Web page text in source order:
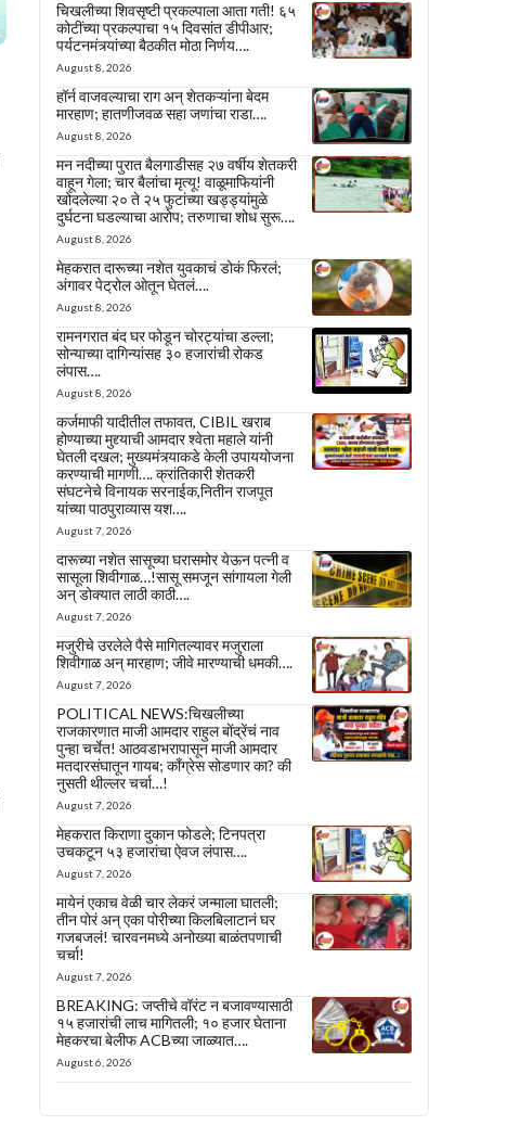
चिखलीच्या शिवसृष्टी प्रकल्पाला आता गती! ६५
कोटींच्या प्रकल्पाचा १५ दिवसांत डीपीआर;
पर्यटनमंत्र्यांच्या बैठकीत मोठा निर्णय….
August 8, 2026
हॉर्न वाजवल्याचा राग अन् शेतकऱ्यांना बेदम
मारहाण; हातणीजवळ सहा जणांचा राडा….
August 8, 2026
मन नदीच्या पुरात बैलगाडीसह २७ वर्षीय शेतकरी
वाहून गेला; चार बैलांचा मृत्यू! वाळूमाफियांनी
खोदलेल्या २० ते २५ फुटांच्या खड्ड्यांमुळे
दुर्घटना घडल्याचा आरोप; तरुणाचा शोध सुरू….
August 8, 2026
मेहकरात दारूच्या नशेत युवकाचं डोकं फिरलं;
अंगावर पेट्रोल ओतून घेतलं….
August 8, 2026
रामनगरात बंद घर फोडून चोरट्यांचा डल्ला;
सोन्याच्या दागिन्यांसह ३० हजारांची रोकड
लंपास….
August 8, 2026
कर्जमाफी यादीतील तफावत, CIBIL खराब
होण्याच्या मुद्द्याची आमदार श्वेता महाले यांनी
घेतली दखल; मुख्यमंत्र्याकडे केली उपाययोजना
करण्याची मागणी…. क्रांतिकारी शेतकरी
संघटनेचे विनायक सरनाईक,नितीन राजपूत
यांच्या पाठपुराव्यास यश….
August 7, 2026
दारूच्या नशेत सासूच्या घरासमोर येऊन पत्नी व
सासूला शिवीगाळ…!सासू समजून सांगायला गेली
अन् डोक्यात लाठी काठी….
August 7, 2026
मजुरीचे उरलेले पैसे मागितल्यावर मजुराला
शिवीगाळ अन् मारहाण; जीवे मारण्याची धमकी….
August 7, 2026
POLITICAL NEWS:चिखलीच्या
राजकारणात माजी आमदार राहुल बोंद्रेंचं नाव
पुन्हा चर्चेत! आठवडाभरापासून माजी आमदार
मतदारसंघातून गायब; काँग्रेस सोडणार का? की
नुसती थील्लर चर्चा…!
August 7, 2026
मेहकरात किराणा दुकान फोडले; टिनपत्रा
उचकटून ५३ हजारांचा ऐवज लंपास….
August 7, 2026
मायेनं एकाच वेळी चार लेकरं जन्माला घातली;
तीन पोरं अन् एका पोरीच्या किलबिलाटानं घर
गजबजलं! चारवनमध्ये अनोख्या बाळंतपणाची
चर्चा!
August 7, 2026
BREAKING: जप्तीचे वॉरंट न बजावण्यासाठी
१५ हजारांची लाच मागितली; १० हजार घेताना
मेहकरचा बेलीफ ACBच्या जाळ्यात….
August 6, 2026